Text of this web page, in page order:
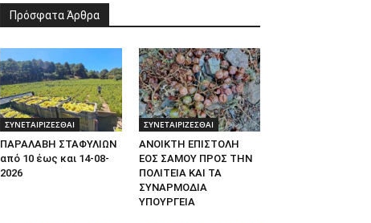
Πρόσφατα Άρθρα
ΣΥΝΕΤΑΙΡΙΖΕΣΘΑΙ
ΠΑΡΑΛΑΒΗ ΣΤΑΦΥΛΙΩΝ
από 10 έως και 14-08-
2026
ΣΥΝΕΤΑΙΡΙΖΕΣΘΑΙ
ΑΝΟΙΚΤΗ ΕΠΙΣΤΟΛΗ
ΕΟΣ ΣΑΜΟΥ ΠΡΟΣ ΤΗΝ
ΠΟΛΙΤΕΙΑ ΚΑΙ ΤΑ
ΣΥΝΑΡΜΟΔΙΑ
ΥΠΟΥΡΓΕΙΑ